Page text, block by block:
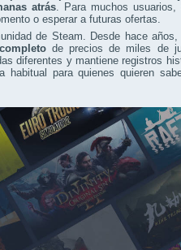
atrás. Para muchos usuarios,
o esperar a futuras ofertas.
de Steam. Desde hace años,
de precios de miles de
diferentes y mantiene registros
para quienes quieren